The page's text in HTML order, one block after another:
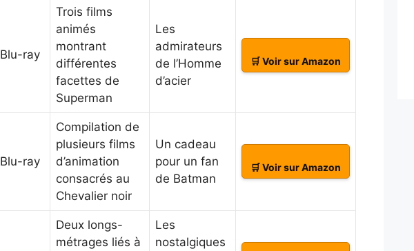
Blu-ray
Trois films
animés
montrant
différentes
facettes de
Superman
Les
admirateurs
de l’Homme
d’acier
🛒 Voir sur Amazon
Blu-ray
Compilation de
plusieurs films
d’animation
consacrés au
Chevalier noir
Un cadeau
pour un fan
de Batman
🛒 Voir sur Amazon
Deux longs-
métrages liés à
Les
nostalgiques